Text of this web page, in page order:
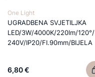
One Light
UGRADBENA SVJETILJKA
LED/3W/4000K/220lm/120°/
240V/IP20/FI.90mm/BIJELA
6,80 €